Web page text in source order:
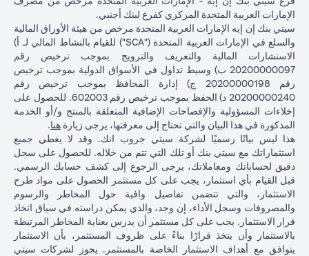
الإمارات العربية المتحدة المركزي كفرع لبنك أجنبي.
سيتي بنك إن إيه الإمارات العربية المتحدة مرخص من هيئة الأوراق المالية
والسلع في الإمارات العربية المتحدة ("SCA") للقيام بالنشاط المالي لـ أ)
الاستشارات المالية والتعريف والترويج بموجب ترخيص رقم
20200000097 ب) وسيط تداول في الأسواق الدولية بموجب ترخيص
رقم 20200000198 ج) إدارة المحافظ بموجب ترخيص رقم
20200000240 د) الحفظ بموجب ترخيص رقم 602003. للحصول على
إخلاءات المسؤولية والإفصاحات الإضافية المتعلقة بالمنتج و/أو الخدمة
المذكورة في هذا البيان والتي تحتاج إلى معرفتها، يرجى زيارة هنا.
هذا ليس بيانًا رسميًا لشركة سيتي جروب انك. وقد لا يغطي جميع
استثماراتك مع سيتي بنك أو تلك التي تتم من خلاله. للحصول على سجل
دقيق لحساباتك ومعاملاتك، يرجى الرجوع إلى كشف حسابك الرسمي.
قبل القيام بأي استثمار، يجب على كل مستثمر الحصول على مواد طرح
الاستثمار، والتي تتضمن تفاصيل وافية حول المخاطر والرسوم
والمصروفات وسجل الأداء، إن وجد، والذي يمكن دراسته في سياق اتخاذ
قرار الاستثمار. يجب على كل مستثمر أن يدرس بعناية المخاطر المرتبطة
بالاستثمار وأن يتخذ قرارًا بناءً على ظروف المستثمر، بأن الاستثمار
يتوافق مع أهداف الاستثمار الخاصة بالمستثمر. يجوز لشركات سيتي